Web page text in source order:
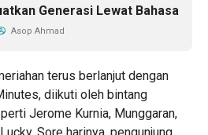
Generasi Lewat Bahasa
Asop Ahmad
terus berlanjut dengan
diikuti oleh bintang
Jerome Kurnia, Munggaran,